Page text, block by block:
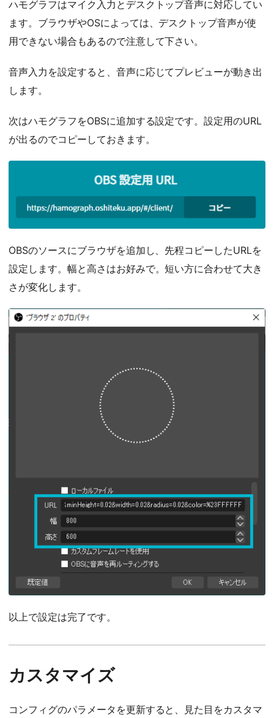
ハモグラフはマイク入力とデスクトップ音声に対応してい
ます。ブラウザやOSによっては、デスクトップ音声が使
用できない場合もあるので注意して下さい。
音声入力を設定すると、音声に応じてプレビューが動き出
します。
次はハモグラフをOBSに追加する設定です。設定用のURL
が出るのでコピーしておきます。
OBSのソースにブラウザを追加し、先程コピーしたURLを
設定します。幅と高さはお好みで。短い方に合わせて大き
さが変化します。
以上で設定は完了です。
カスタマイズ
コンフィグのパラメータを更新すると、見た目をカスタマ